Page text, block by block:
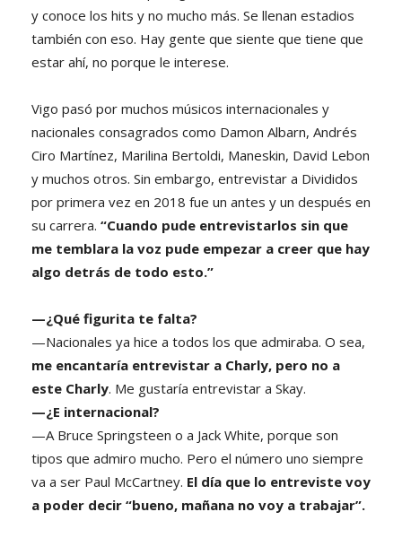
y conoce los hits y no mucho más. Se llenan estadios
también con eso. Hay gente que siente que tiene que
estar ahí, no porque le interese.
Vigo pasó por muchos músicos internacionales y
nacionales consagrados como Damon Albarn, Andrés
Ciro Martínez, Marilina Bertoldi, Maneskin, David Lebon
y muchos otros. Sin embargo, entrevistar a Divididos
por primera vez en 2018 fue un antes y un después en
su carrera. “Cuando pude entrevistarlos sin que
me temblara la voz pude empezar a creer que hay
algo detrás de todo esto.”
—¿Qué figurita te falta?
—Nacionales ya hice a todos los que admiraba. O sea,
me encantaría entrevistar a Charly, pero no a
este Charly. Me gustaría entrevistar a Skay.
—¿E internacional?
—A Bruce Springsteen o a Jack White, porque son
tipos que admiro mucho. Pero el número uno siempre
va a ser Paul McCartney. El día que lo entreviste voy
a poder decir “bueno, mañana no voy a trabajar”.